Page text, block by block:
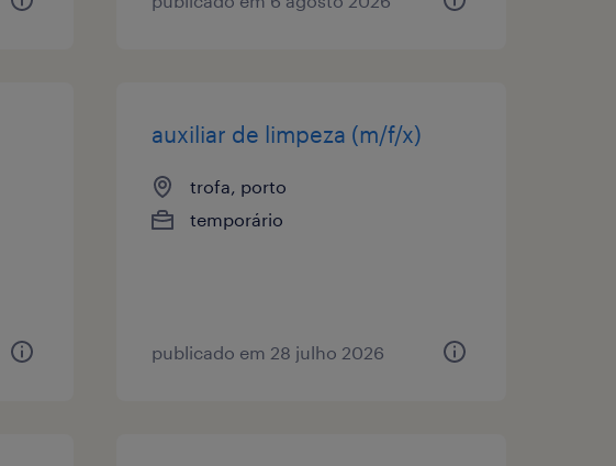
auxiliar de limpeza (m/f/x)
trofa, porto
temporário
publicado em 28 julho 2026